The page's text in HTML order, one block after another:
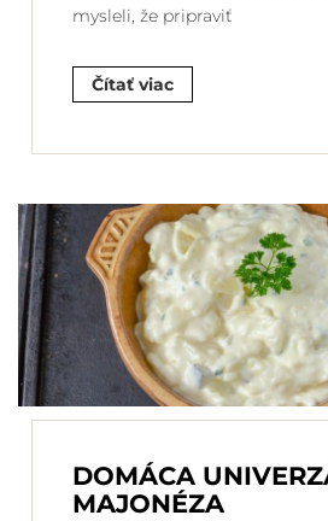
mysleli, že pripraviť
Čítať viac
DOMÁCA
MAJONÉZA